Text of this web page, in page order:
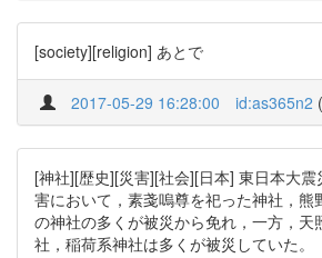
[society][religion] あとで
2017-05-29 16:28:00 id:as365n2 (
[神社][歴史][災害][社会][日本] 東日本大
害において，素戔嗚尊を祀った神社，熊
の神社の多くが被災から免れ，一方，天
社，稲荷系神社は多くが被災していた。